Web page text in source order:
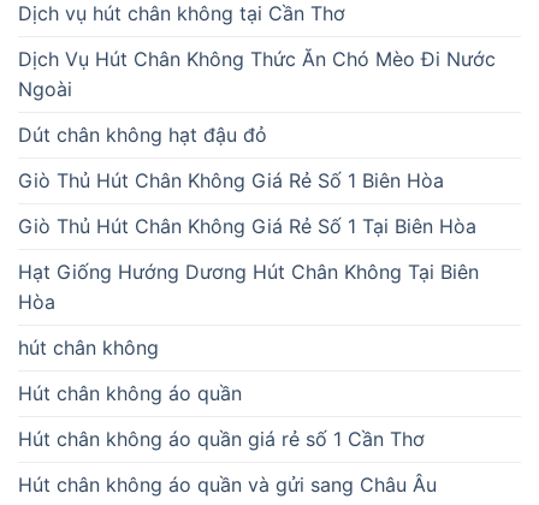
Dịch vụ hút chân không tại Cần Thơ
Dịch Vụ Hút Chân Không Thức Ăn Chó Mèo Đi Nước
Ngoài
Dút chân không hạt đậu đỏ
Giò Thủ Hút Chân Không Giá Rẻ Số 1 Biên Hòa
Giò Thủ Hút Chân Không Giá Rẻ Số 1 Tại Biên Hòa
Hạt Giống Hướng Dương Hút Chân Không Tại Biên
Hòa
hút chân không
Hút chân không áo quần
Hút chân không áo quần giá rẻ số 1 Cần Thơ
Hút chân không áo quần và gửi sang Châu Âu